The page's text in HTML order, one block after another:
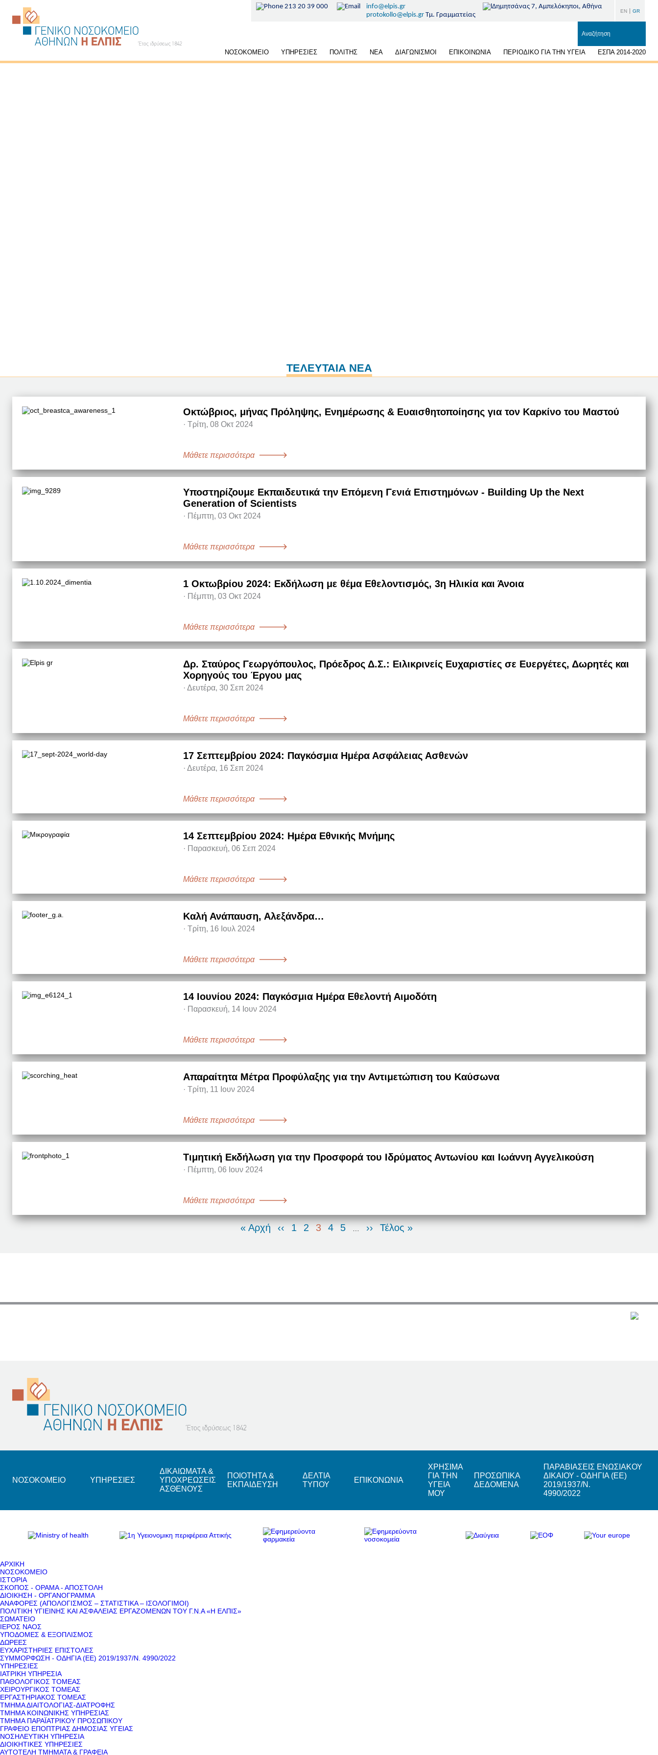
213 20 39 000
info@elpis.gr
protokollo@elpis.gr Τμ. Γραμματείας
Δημητσάνας 7, Αμπελόκηποι, Αθήνα
EN GR
Κεντρική
πλοήγηση
ΝΟΣΟΚΟΜΕΙΟ ΥΠΗΡΕΣΙΕΣ ΠΟΛΙΤΗΣ ΝΕΑ ΔΙΑΓΩΝΙΣΜΟΙ ΕΠΙΚΟΙΝΩΝΙΑ ΠΕΡΙΟΔΙΚΟ ΓΙΑ ΤΗΝ ΥΓΕΙΑ ΕΣΠΑ 2014-2020
ΤΕΛΕΥΤΑΙΑ ΝΕΑ
Οκτώβριος, μήνας Πρόληψης, Ενημέρωσης & Ευαισθητοποίησης για τον Καρκίνο του Μαστού
· Τρίτη, 08 Οκτ 2024
Μάθετε περισσότερα
Υποστηρίζουμε Εκπαιδευτικά την Επόμενη Γενιά Επιστημόνων - Building Up the Next
Generation of Scientists
· Πέμπτη, 03 Οκτ 2024
Μάθετε περισσότερα
1 Οκτωβρίου 2024: Εκδήλωση με θέμα Εθελοντισμός, 3η Ηλικία και Άνοια
· Πέμπτη, 03 Οκτ 2024
Μάθετε περισσότερα
Δρ. Σταύρος Γεωργόπουλος, Πρόεδρος Δ.Σ.: Ειλικρινείς Ευχαριστίες σε Ευεργέτες, Δωρητές και
Χορηγούς του Έργου μας
· Δευτέρα, 30 Σεπ 2024
Μάθετε περισσότερα
17 Σεπτεμβρίου 2024: Παγκόσμια Ημέρα Ασφάλειας Ασθενών
· Δευτέρα, 16 Σεπ 2024
Μάθετε περισσότερα
14 Σεπτεμβρίου 2024: Ημέρα Εθνικής Μνήμης
· Παρασκευή, 06 Σεπ 2024
Μάθετε περισσότερα
Καλή Ανάπαυση, Αλεξάνδρα…
· Τρίτη, 16 Ιουλ 2024
Μάθετε περισσότερα
14 Ιουνίου 2024: Παγκόσμια Ημέρα Εθελοντή Αιμοδότη
· Παρασκευή, 14 Ιουν 2024
Μάθετε περισσότερα
Απαραίτητα Μέτρα Προφύλαξης για την Αντιμετώπιση του Καύσωνα
· Τρίτη, 11 Ιουν 2024
Μάθετε περισσότερα
Τιμητική Εκδήλωση για την Προσφορά του Ιδρύματος Αντωνίου και Ιωάννη Αγγελικούση
· Πέμπτη, 06 Ιουν 2024
Μάθετε περισσότερα
First
« Αρχή
Προηγούμενη
‹‹ Σελίδα
1 Σελίδα
2
Τρέχουσα
3 Σελίδα
4 Σελίδα
5
Next
››
Last
Τέλος »
ΝΟΣΟΚΟΜΕΙΟ ΥΠΗΡΕΣΙΕΣ
ΔΙΚΑΙΩΜΑΤΑ &
ΥΠΟΧΡΕΩΣΕΙΣ
ΑΣΘΕΝΟΥΣ
ΠΟΙΟΤΗΤΑ &
ΕΚΠΑΙΔΕΥΣΗ
ΔΕΛΤΙΑ
ΤΥΠΟΥ
ΕΠΙΚΟΝΩΝΙΑ
ΧΡΗΣΙΜΑ
ΓΙΑ ΤΗΝ
ΥΓΕΙΑ
ΜΟΥ
ΠΡΟΣΩΠΙΚΑ
ΔΕΔΟΜΕΝΑ
ΠΑΡΑΒΙΑΣΕΙΣ ΕΝΩΣΙΑΚΟΥ
ΔΙΚΑΙΟΥ - ΟΔΗΓΙΑ (ΕΕ)
2019/1937/Ν.
4990/2022
ΑΡΧΙΚΗ
ΝΟΣΟΚΟΜΕΙΟ
ΙΣΤΟΡΙΑ
ΣΚΟΠΟΣ - ΟΡΑΜΑ - ΑΠΟΣΤΟΛΗ
ΔΙΟΙΚΗΣΗ - ΟΡΓΑΝΟΓΡΑΜΜΑ
ΑΝΑΦΟΡΕΣ (ΑΠΟΛΟΓΙΣΜΟΣ – ΣΤΑΤΙΣΤΙΚΑ – ΙΣΟΛΟΓΙΜΟΙ)
ΠΟΛΙΤΙΚΗ ΥΓΙΕΙΝΗΣ ΚΑΙ ΑΣΦΑΛΕΙΑΣ ΕΡΓΑΖΟΜΕΝΩΝ ΤΟΥ Γ.Ν.Α «Η ΕΛΠΙΣ»
ΣΩΜΑΤΕΙΟ
ΙΕΡΟΣ ΝΑΟΣ
ΥΠΟΔΟΜΕΣ & ΕΞΟΠΛΙΣΜΟΣ
ΔΩΡΕΕΣ
ΕΥΧΑΡΙΣΤΗΡΙΕΣ ΕΠΙΣΤΟΛΕΣ
ΣΥΜΜΟΡΦΩΣΗ - ΟΔΗΓΙΑ (ΕΕ) 2019/1937/Ν. 4990/2022
ΥΠΗΡΕΣΙΕΣ
ΙΑΤΡΙΚΗ ΥΠΗΡΕΣΙΑ
ΠΑΘΟΛΟΓΙΚΟΣ ΤΟΜΕΑΣ
ΧΕΙΡΟΥΡΓΙΚΟΣ ΤΟΜΕΑΣ
ΕΡΓΑΣΤΗΡΙΑΚΟΣ ΤΟΜΕΑΣ
ΤΜΗΜΑ ΔΙΑΙΤΟΛΟΓΙΑΣ-ΔΙΑΤΡΟΦΗΣ
ΤΜΗΜΑ ΚΟΙΝΩΝΙΚΗΣ ΥΠΗΡΕΣΙΑΣ
ΤΜΗΜΑ ΠΑΡΑΪΑΤΡΙΚΟΥ ΠΡΟΣΩΠΙΚΟΥ
ΓΡΑΦΕΙΟ ΕΠΟΠΤΡΙΑΣ ΔΗΜΟΣΙΑΣ ΥΓΕΙΑΣ
ΝΟΣΗΛΕΥΤΙΚΗ ΥΠΗΡΕΣΙΑ
ΔΙΟΙΚΗΤΙΚΕΣ ΥΠΗΡΕΣΙΕΣ
ΑΥΤΟΤΕΛΗ ΤΜΗΜΑΤΑ & ΓΡΑΦΕΙΑ